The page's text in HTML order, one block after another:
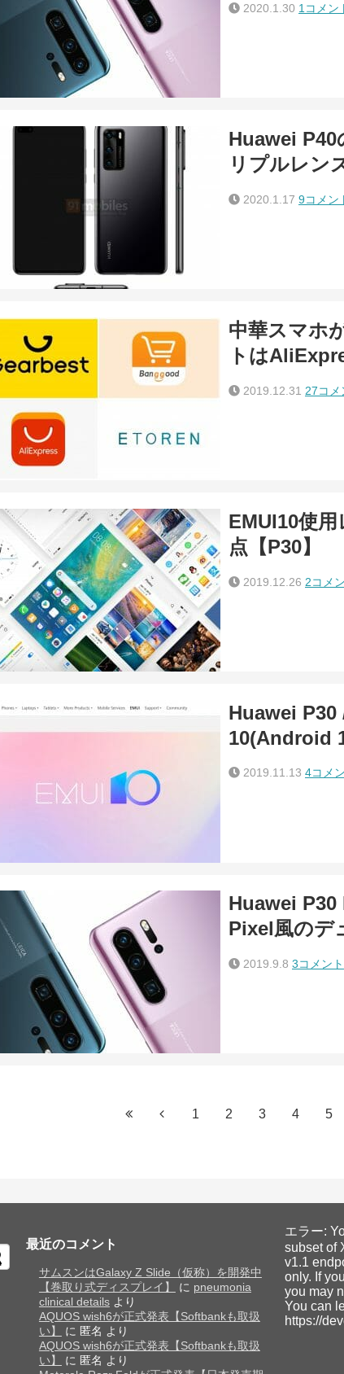
2020.1.30 1コメン
Huawei P40
リプルレン
2020.1.17 9コメン
中華スマホ
トは
2019.12.31 27コメ
EMUI10使
点【P30】
2019.12.26 2コメ
Huawei P30
10(Android
2019.11.13 4コメ
Huawei P30
Pixel風のデ
2019.9.8 3コメント
1 2 3 4 5
最近のコメント
サムスンはGalaxy Z Slide（仮称）を開発中
【巻取り式ディスプレイ】
に pneumonia
clinical detailsより
AQUOS wish6が正式発表【Softbankも取扱
い】
に 匿名 より
AQUOS wish6が正式発表【Softbankも取扱
い】
に 匿名 より
エラー:
subset of
v1.1
only. If
you may
You can
https://